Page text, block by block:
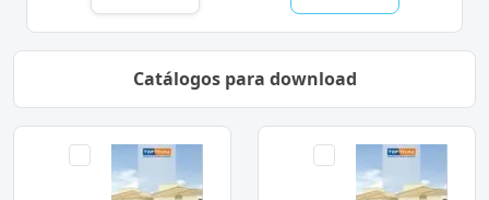
Catálogos para download